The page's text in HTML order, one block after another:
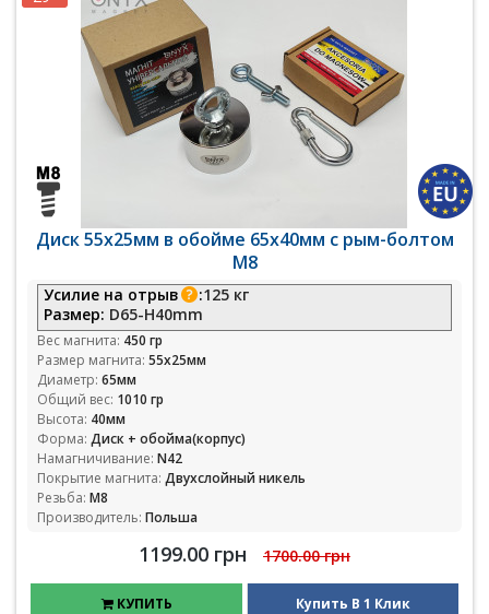
Диск 55х25мм в обойме 65x40мм с рым-болтом
М8
Усилие на отрыв :125 кг
Размер: D65-H40mm
Вес магнита: 450 гр
Размер магнита: 55х25мм
Диаметр: 65мм
Общий вес: 1010 гр
Высота: 40мм
Форма: Диск + обойма(корпус)
Намагничивание: N42
Покрытие магнита: Двухслойный никель
Резьба: М8
Производитель: Польша
1199.00 грн 1700.00 грн
КУПИТЬ Купить В 1 Клик